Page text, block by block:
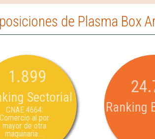
de Plasma Box
1.899
Sectorial
CNAE 4664:
Comercio al por
mayor de otra
maquinaria ...
Ranking